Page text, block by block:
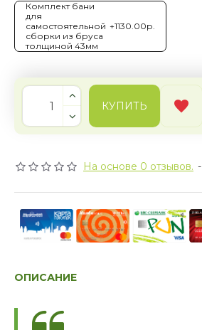
На основе 0 отзывов. -
Комплект бани
для
самостоятельной
сборки из бруса
толщиной 43мм
+1130.00р.
КУПИТЬ
ОПИСАНИЕ